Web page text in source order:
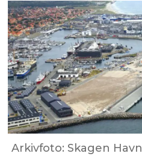
Arkivfoto: Skagen Havn